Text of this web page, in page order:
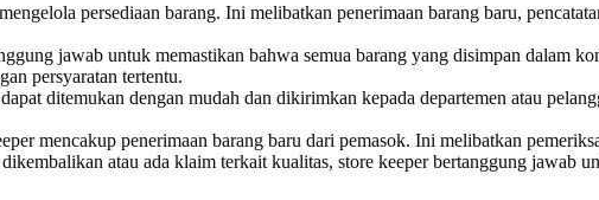
persediaan barang. Ini melibatkan penerimaan barang baru,
jawab untuk memastikan bahwa semua barang yang disimpan dalam
persyaratan tertentu.
ditemukan dengan mudah dan dikirimkan kepada departemen atau
mencakup penerimaan barang baru dari pemasok. Ini melibatkan
atau ada klaim terkait kualitas, store keeper bertanggung jawab